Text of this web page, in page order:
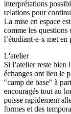
interprétations
relations pour
La mise en espace
comme les
l’étudiant·e·x met en
L'atelier
Si l’atelier reste bien
échanges ont lieu le
"camp de base" à
encouragés tout au
puisse rapidement
formes et des